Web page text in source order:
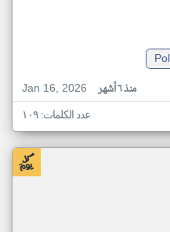
Jan 16, 2026
منذ ٦ أشهر
عدد الكلمات: ١٠٩